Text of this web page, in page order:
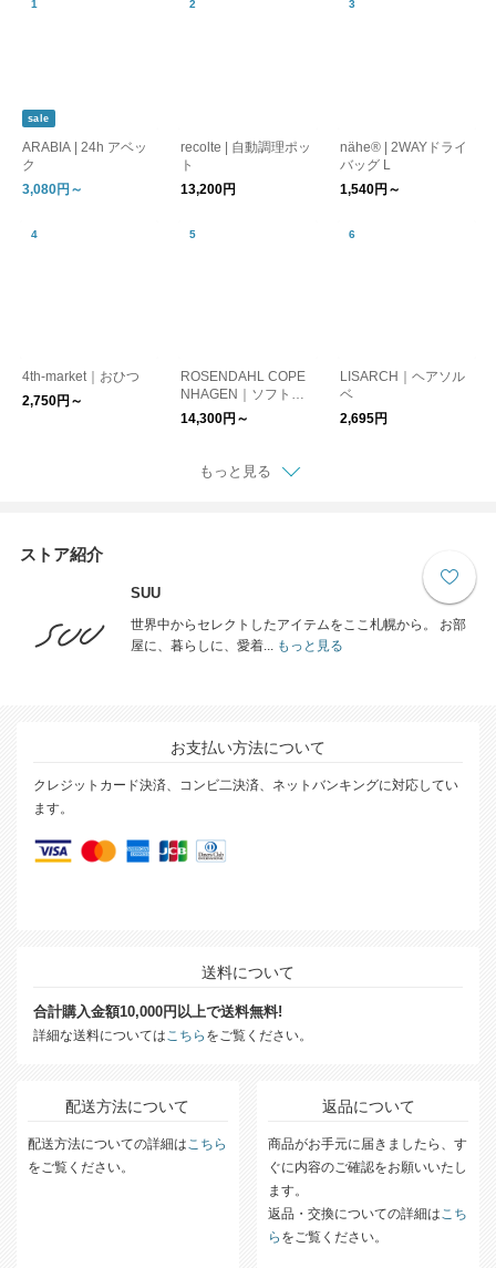
sale
ARABIA | 24h アベッ
ク
3,080円～
recolte | 自動調理ポッ
ト
13,200円
nähe® | 2WAYドライ
バッグ L
1,540円～
4th-market｜おひつ
2,750円～
ROSENDAHL COPE
NHAGEN｜ソフトス
ポットソーラー
14,300円～
LISARCH｜ヘアソル
ベ
2,695円
もっと見る
ストア紹介
SUU
世界中からセレクトしたアイテムをここ札幌から。 お部
屋に、暮らしに、愛着...
もっと見る
お支払い方法について
クレジットカード決済、コンビ二決済、ネットバンキングに対応してい
ます。
送料について
配送方法について 返品について
商品がお手元に届きましたら、す
ぐに内容のご確認をお願いいたし
ます。